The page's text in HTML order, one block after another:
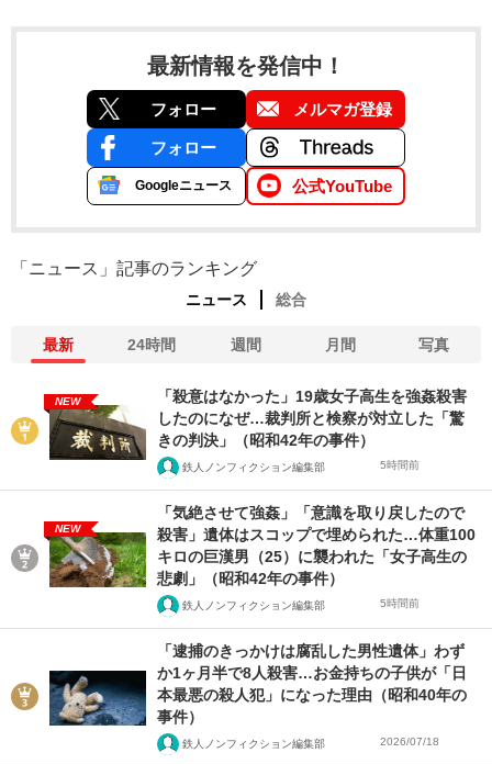
最新情報を発信中！
フォロー メルマガ登録
フォロー
Googleニュース 公式YouTube
「ニュース」記事のランキング
ニュース 総合
最新 24時間 週間 月間 写真
NEW
「殺意はなかった」19歳女子高生を強姦殺害
したのになぜ…裁判所と検察が対立した「驚
きの判決」（昭和42年の事件）
鉄人ノンフィクション編集部 5時間前
NEW
「気絶させて強姦」「意識を取り戻したので
殺害」遺体はスコップで埋められた…体重100
キロの巨漢男（25）に襲われた「女子高生の
悲劇」（昭和42年の事件）
鉄人ノンフィクション編集部 5時間前
「逮捕のきっかけは腐乱した男性遺体」わず
か1ヶ月半で8人殺害…お金持ちの子供が「日
本最悪の殺人犯」になった理由（昭和40年の
事件）
鉄人ノンフィクション編集部 2026/07/18